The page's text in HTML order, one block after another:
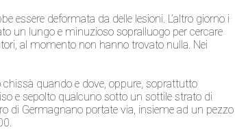
essere deformata da delle lesioni. L’altro giorno i
un lungo e minuzioso sopralluogo per cercare
al momento non hanno trovato nulla. Nei
quando e dove, oppure, soprattutto
e sepolto qualcuno sotto un sottile strato di
di Germagnano portate via, insieme ad un pezzo